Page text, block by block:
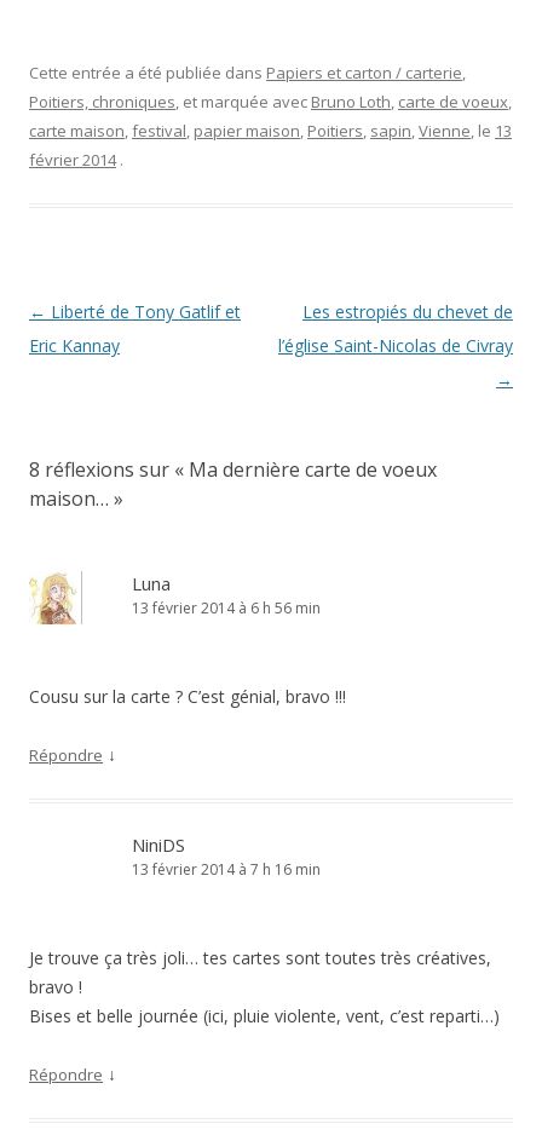
Cette entrée a été publiée dans Papiers et carton / carterie,
Poitiers, chroniques, et marquée avec Bruno Loth, carte de voeux,
carte maison,festival, papier maison, Poitiers, sapin,Vienne, le 13
février 2014 .
Navigation
des
← Liberté de Tony Gatlif et
Eric Kannay
Les estropiés du chevet de
l’église Saint-Nicolas de Civray
→
8 réflexions sur « Ma dernière carte de voeux
maison… »
Luna
13 février 2014 à 6 h 56 min
Cousu sur la carte ? C’est génial, bravo !!!
Répondre ↓
NiniDS
13 février 2014 à 7 h 16 min
Je trouve ça très joli… tes cartes sont toutes très créatives,
bravo !
Bises et belle journée (ici, pluie violente, vent, c’est reparti…)
Répondre ↓